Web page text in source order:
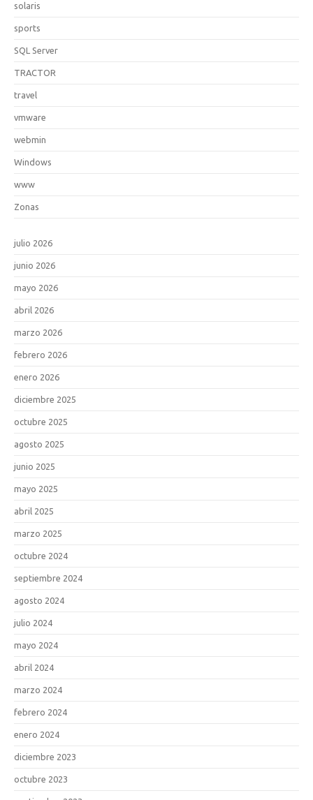
solaris
sports
SQL Server
TRACTOR
travel
vmware
webmin
Windows
www
Zonas
julio 2026
junio 2026
mayo 2026
abril 2026
marzo 2026
febrero 2026
enero 2026
diciembre 2025
octubre 2025
agosto 2025
junio 2025
mayo 2025
abril 2025
marzo 2025
octubre 2024
septiembre 2024
agosto 2024
julio 2024
mayo 2024
abril 2024
marzo 2024
febrero 2024
enero 2024
diciembre 2023
octubre 2023